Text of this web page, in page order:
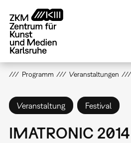
zum
Inhalt
Programm Veranstaltungen
Veranstaltung Festival
IMATRONIC 2014